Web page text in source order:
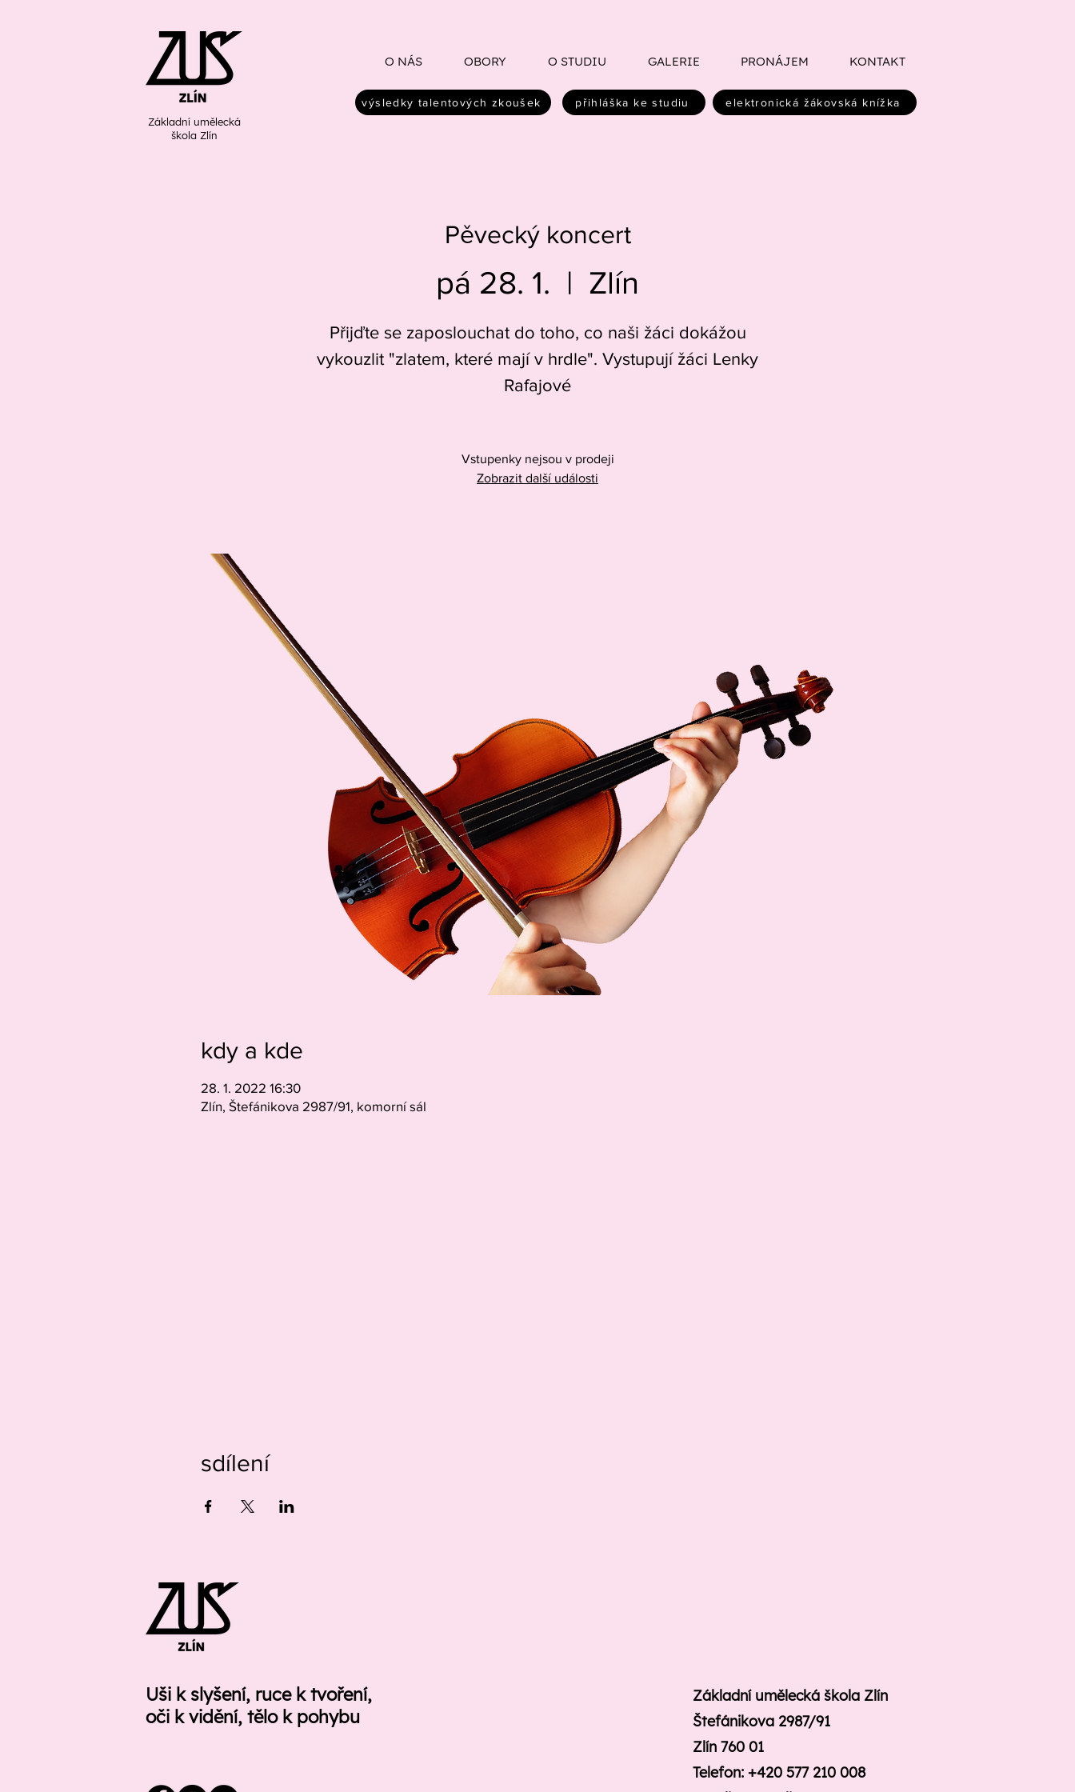
O NÁS OBORY O STUDIU GALERIE PRONÁJEM KONTAKT
výsledky talentových zkoušek přihláška ke studiu
elektronická žákovská knížka
Základní umělecká
škola Zlín
Pěvecký koncert
pá 28. 1.
  |
Zlín
Přijďte se zaposlouchat do toho, co naši žáci dokážou
vykouzlit "zlatem, které mají v hrdle". Vystupují žáci Lenky
Rafajové
Vstupenky nejsou v prodeji
Zobrazit další události
kdy a kde
28. 1. 2022 16:30
Zlín, Štefánikova 2987/91, komorní sál
sdílení
Uši k slyšení, ruce k tvoření,
oči k vidění, tělo k pohybu
Základní umělecká škola Zlín
Štefánikova 2987/91
Zlín 760 01
Telefon: +420 577 210 008